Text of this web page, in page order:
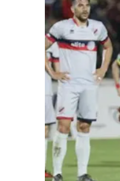
Lac Network